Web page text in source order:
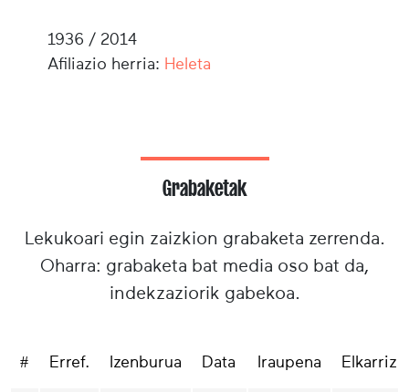
1936 / 2014
Afiliazio herria: Heleta
Grabaketak
Lekukoari egin zaizkion grabaketa zerrenda.
Oharra: grabaketa bat media oso bat da,
indekzaziorik gabekoa.
# Erref. Izenburua Data Iraupena